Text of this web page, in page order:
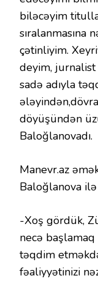
biləcəyim
sıralanmasına
çətinliyim.
deyim, jurnalist
sadə adıyla
döyüşündən
Baloğlanovadı.
Manevr.az
Baloğlanova
-Xoş gördük,
necə
təqdim
fəaliyyətinizi